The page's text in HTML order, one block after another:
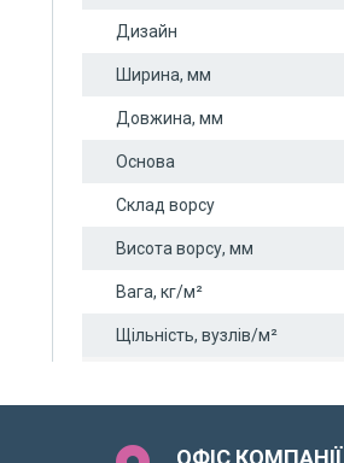
Дизайн
Ширина, мм
Довжина, мм
Основа
Склад ворсу
Висота ворсу, мм
Вага, кг/м²
Щільність, вузлів/м²
ОФІС КОМПАНІЇ